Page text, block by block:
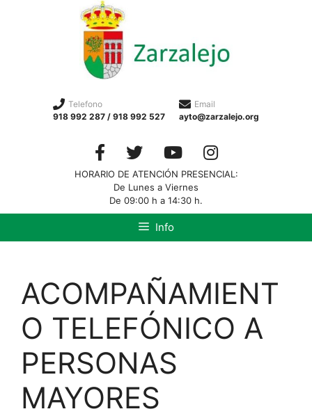
Telefono
918 992 287 / 918 992 527
Email
ayto@zarzalejo.org
HORARIO DE ATENCIÓN PRESENCIAL:
De Lunes a Viernes
De 09:00 h a 14:30 h.
Info
ACOMPAÑAMIENT
O TELEFÓNICO A
PERSONAS
MAYORES